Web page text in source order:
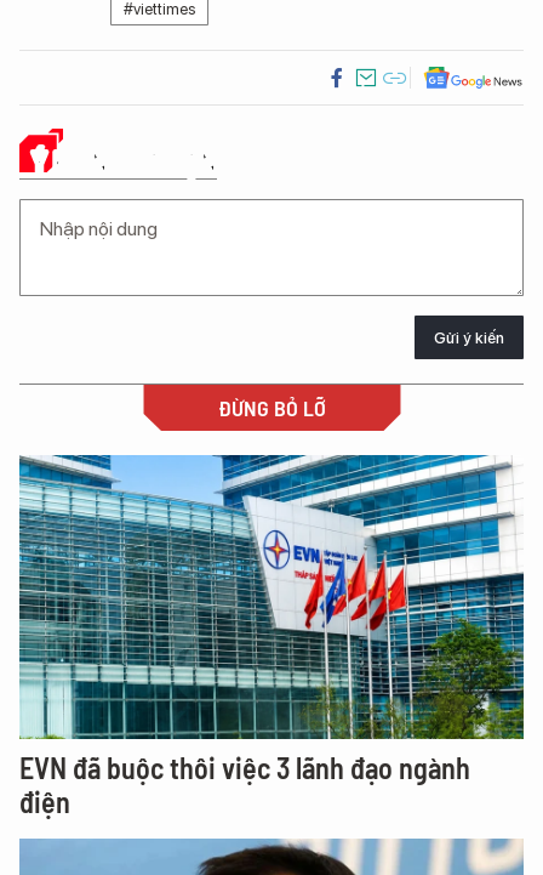
#viettimes
Ý KIẾN CỦA BẠN
Gửi ý kiến
ĐỪNG BỎ LỠ
EVN đã buộc thôi việc 3 lãnh đạo ngành
điện